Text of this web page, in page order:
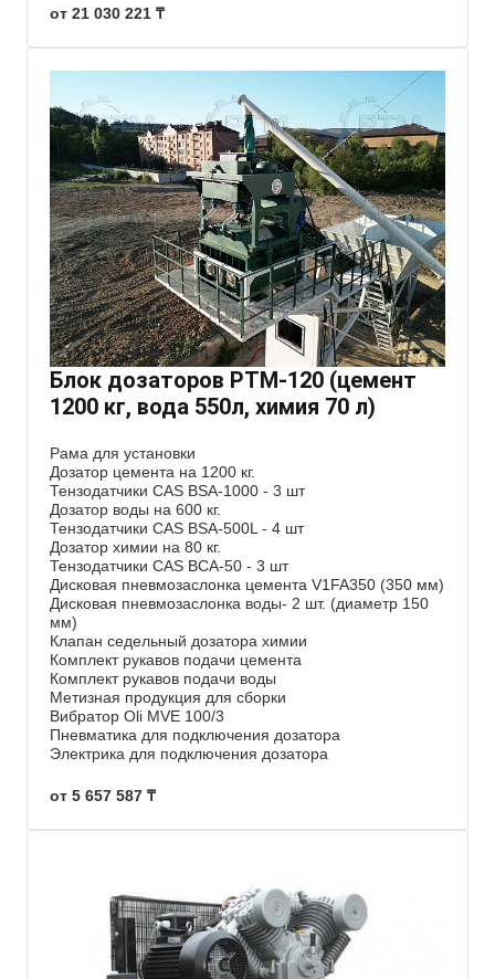
от 21 030 221 ₸
Блок дозаторов РТМ-120 (цемент
1200 кг, вода 550л, химия 70 л)
Рама для установки
Дозатор цемента на 1200 кг.
Тензодатчики CAS BSA-1000 - 3 шт
Дозатор воды на 600 кг.
Тензодатчики CAS BSA-500L - 4 шт
Дозатор химии на 80 кг.
Тензодатчики CAS BCA-50 - 3 шт
Дисковая пневмозаслонка цемента V1FA350 (350 мм)
Дисковая пневмозаслонка воды- 2 шт. (диаметр 150
мм)
Клапан седельный дозатора химии
Комплект рукавов подачи цемента
Комплект рукавов подачи воды
Метизная продукция для сборки
Вибратор Oli MVE 100/3
Пневматика для подключения дозатора
Электрика для подключения дозатора
от 5 657 587 ₸